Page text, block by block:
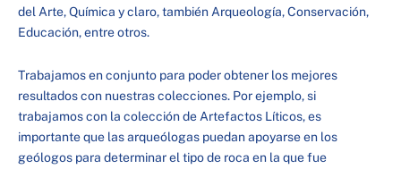
del Arte, Química y claro, también Arqueología, Conservación,
Educación, entre otros.
Trabajamos en conjunto para poder obtener los mejores
resultados con nuestras colecciones. Por ejemplo, si
trabajamos con la colección de Artefactos Líticos, es
importante que las arqueólogas puedan apoyarse en los
geólogos para determinar el tipo de roca en la que fue